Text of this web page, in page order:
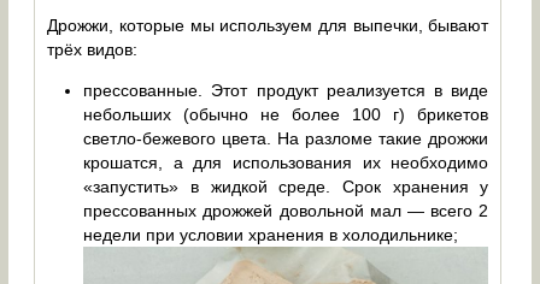
Дрожжи, которые мы используем для выпечки, бывают
трёх видов:
прессованные. Этот продукт реализуется в виде
небольших (обычно не более 100 г) брикетов
светло-бежевого цвета. На разломе такие дрожжи
крошатся, а для использования их необходимо
«запустить» в жидкой среде. Срок хранения у
прессованных дрожжей довольной мал — всего 2
недели при условии хранения в холодильнике;